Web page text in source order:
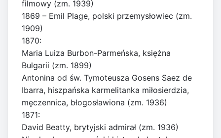
filmowy (zm. 1939)
1869 – Emil Plage, polski przemysłowiec (zm.
1909)
1870:
Maria Luiza Burbon-Parmeńska, księżna
Bulgarii (zm. 1899)
Antonina od św. Tymoteusza Gosens Saez de
Ibarra, hiszpańska karmelitanka miłosierdzia,
męczennica, błogosławiona (zm. 1936)
1871:
David Beatty, brytyjski admirał (zm. 1936)